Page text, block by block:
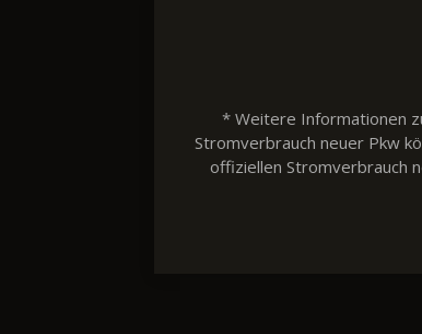
* Weitere Informationen
Stromverbrauch neuer Pkw
offiziellen Stromverbrauch